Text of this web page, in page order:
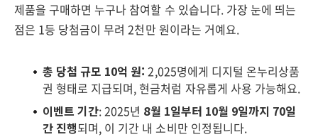
제품을 구매하면 누구나 참여할 수 있습니다. 가장 눈에 띄는
점은 1등 당첨금이 무려 2천만 원이라는 거예요.
총 당첨 규모 10억 원: 2,025명에게 디지털 온누리상품
권 형태로 지급되며, 현금처럼 자유롭게 사용 가능해요.
이벤트 기간: 2025년 8월 1일부터 10월 9일까지 70일
간 진행되며, 이 기간 내 소비만 인정됩니다.